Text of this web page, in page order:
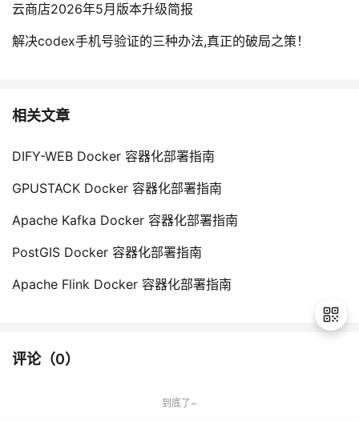
云商店2026年5月版本升级简报
解决codex手机号验证的三种办法,真正的破局之策！
相关文章
DIFY-WEB Docker 容器化部署指南
GPUSTACK Docker 容器化部署指南
Apache Kafka Docker 容器化部署指南
PostGIS Docker 容器化部署指南
Apache Flink Docker 容器化部署指南
评论（0）
到底了~